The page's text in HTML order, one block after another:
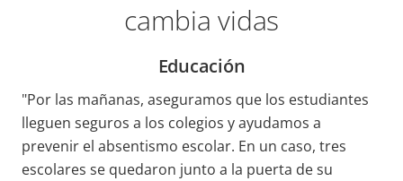
cambia vidas
Educación
"Por las mañanas, aseguramos que los estudiantes
lleguen seguros a los colegios y ayudamos a
prevenir el absentismo escolar. En un caso, tres
escolares se quedaron junto a la puerta de su